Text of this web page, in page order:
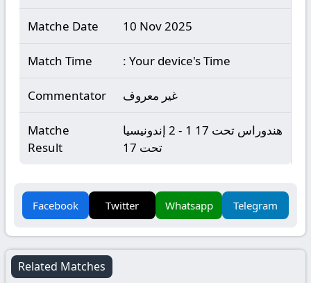
Matche Date 10 Nov 2025
Match Time : Your device's Time
Commentator غير معروف
Matche
Result
هندوراس تحت 17 1 - 2 إندونيسيا
تحت 17
Facebook Twitter Whatsapp Telegram
Related Matches